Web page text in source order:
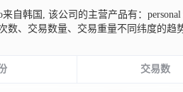
来自韩国, 该公司的主营产品有：personal
数、交易数量、交易重量不同纬度的趋
交易数